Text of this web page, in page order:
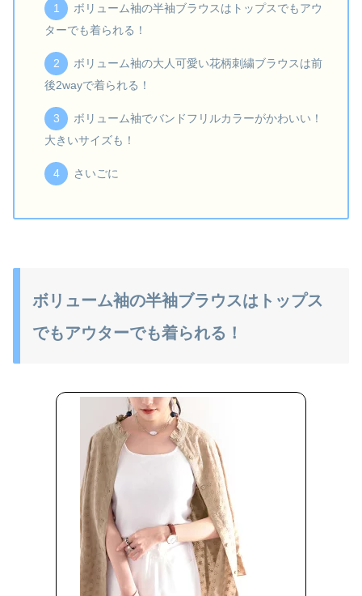
ボリューム袖の半袖ブラウスはトップスでもアウ
ターでも着られる！
ボリューム袖の大人可愛い花柄刺繍ブラウスは前
後2wayで着られる！
ボリューム袖でバンドフリルカラーがかわいい！
大きいサイズも！
さいごに
ボリューム袖の半袖ブラウスはトップス
でもアウターでも着られる！